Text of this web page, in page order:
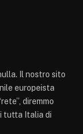
Il nostro sito
europeista
diremmo
tutta Italia di